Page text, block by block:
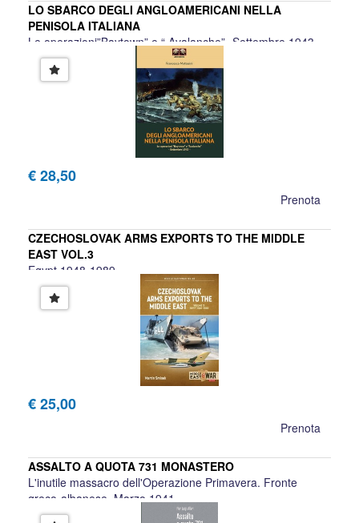
LO SBARCO DEGLI ANGLOAMERICANI NELLA
PENISOLA ITALIANA
Le operazioni”Baytown” e “ Avalanche” -Settembre 1943-
FRANCESCO MATTESINI
€ 28,50
Prenota
CZECHOSLOVAK ARMS EXPORTS TO THE MIDDLE
EAST VOL.3
Egypt 1948-1989
Martin Smisek
€ 25,00
Prenota
ASSALTO A QUOTA 731 MONASTERO
L'inutile massacro dell'Operazione Primavera. Fronte
greco-albanese. Marzo 1941
Pier Luigi Villari